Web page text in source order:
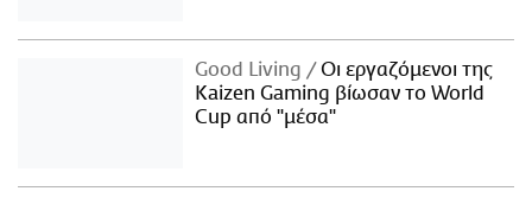
Good Living
Οι εργαζόμενοι της
Kaizen Gaming βίωσαν το World
Cup από "μέσα"